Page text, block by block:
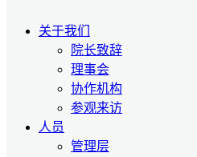
关于我们
院长致辞
理事会
协作机构
参观来访
人员
管理层